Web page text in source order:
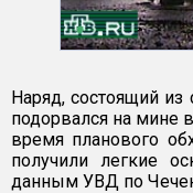
Наряд, состоящий
подорвался на мине
время планового
получили легкие
данным УВД по